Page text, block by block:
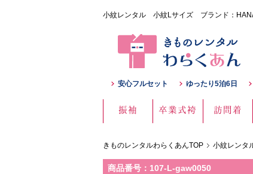
小紋レンタル 小紋Lサイズ ブランド：
安心フルセット ゆったり5泊6日
振袖 卒業式袴 訪問着
きものレンタルわらくあんTOP 小紋レンタ
商品番号：107-L-gaw0050